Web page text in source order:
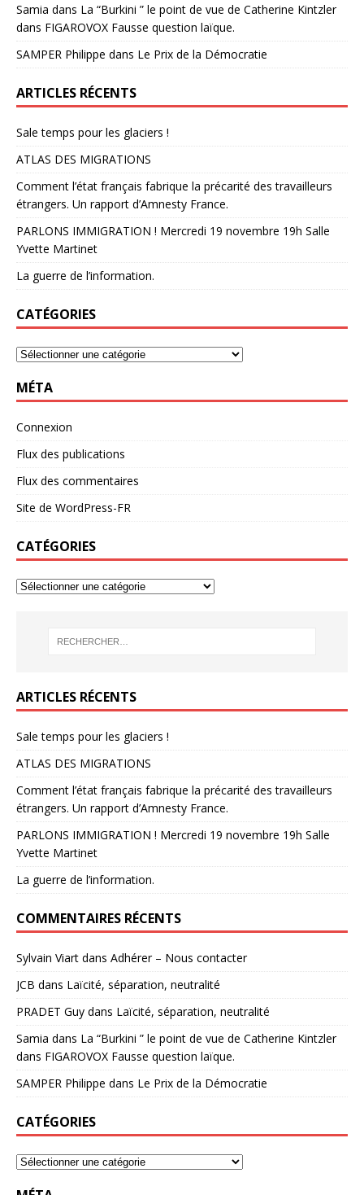
Samia dans La “Burkini ” le point de vue de Catherine Kintzler
dans FIGAROVOX Fausse question laïque.
SAMPER Philippe dans Le Prix de la Démocratie
ARTICLES RÉCENTS
Sale temps pour les glaciers !
ATLAS DES MIGRATIONS
Comment l’état français fabrique la précarité des travailleurs
étrangers. Un rapport d’Amnesty France.
PARLONS IMMIGRATION ! Mercredi 19 novembre 19h Salle
Yvette Martinet
La guerre de l’information.
CATÉGORIES
MÉTA
Connexion
Flux des publications
Flux des commentaires
Site de WordPress-FR
CATÉGORIES
ARTICLES RÉCENTS
Sale temps pour les glaciers !
ATLAS DES MIGRATIONS
Comment l’état français fabrique la précarité des travailleurs
étrangers. Un rapport d’Amnesty France.
PARLONS IMMIGRATION ! Mercredi 19 novembre 19h Salle
Yvette Martinet
La guerre de l’information.
COMMENTAIRES RÉCENTS
Sylvain Viart dans Adhérer – Nous contacter
JCB dans Laïcité, séparation, neutralité
PRADET Guy dans Laïcité, séparation, neutralité
Samia dans La “Burkini ” le point de vue de Catherine Kintzler
dans FIGAROVOX Fausse question laïque.
SAMPER Philippe dans Le Prix de la Démocratie
CATÉGORIES